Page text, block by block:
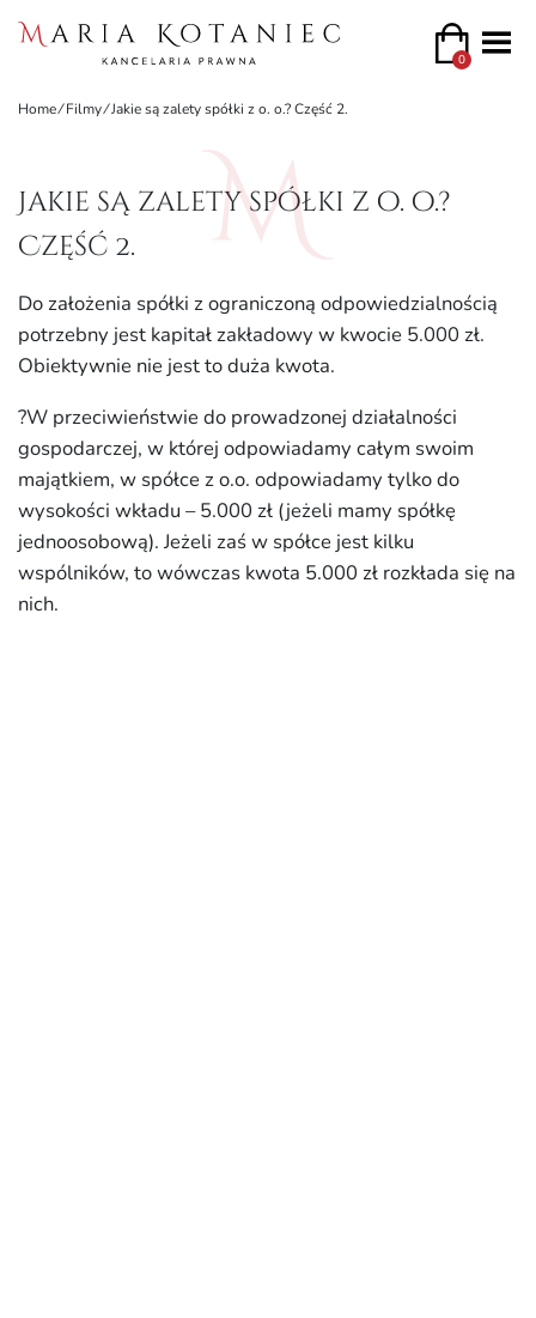
0
Home⁄Filmy⁄Jakie są zalety spółki z o. o.? Część 2.
Jakie są zalety spółki z o. o.?
Część 2.
Do założenia spółki z ograniczoną odpowiedzialnością
potrzebny jest kapitał zakładowy w kwocie 5.000 zł.
Obiektywnie nie jest to duża kwota.
?W przeciwieństwie do prowadzonej działalności
gospodarczej, w której odpowiadamy całym swoim
majątkiem, w spółce z o.o. odpowiadamy tylko do
wysokości wkładu – 5.000 zł (jeżeli mamy spółkę
jednoosobową). Jeżeli zaś w spółce jest kilku
wspólników, to wówczas kwota 5.000 zł rozkłada się na
nich.